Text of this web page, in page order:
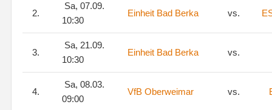
2.
Sa, 07.09.
10:30
Einheit Bad Berka vs.
3.
Sa, 21.09.
10:30
Einheit Bad Berka vs.
4.
Sa, 08.03.
09:00
VfB Oberweimar vs.